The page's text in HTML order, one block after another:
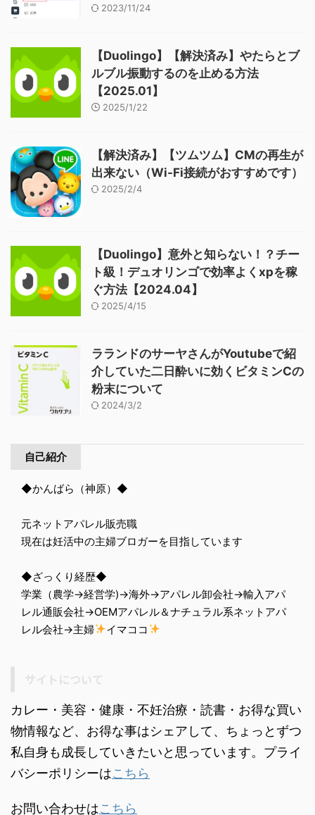
2023/11/24
【Duolingo】【解決済み】やたらとブ
ルブル振動するのを止める方法
【2025.01】
2025/1/22
【解決済み】【ツムツム】CMの再生が
出来ない（Wi-Fi接続がおすすめです）
2025/2/4
【Duolingo】意外と知らない！？チー
ト級！デュオリンゴで効率よくxpを稼
ぐ方法【2024.04】
2025/4/15
ラランドのサーヤさんがYoutubeで紹
介していた二日酔いに効くビタミンCの
粉末について
2024/3/2
自己紹介
◆かんばら（神原）◆
元ネットアパレル販売職
現在は妊活中の主婦ブロガーを目指しています
◆ざっくり経歴◆
学業（農学→経営学)→海外→アパレル卸会社→輸入アパ
レル通販会社→OEMアパレル＆ナチュラル系ネットアパ
レル会社→主婦
イマココ
カレー・美容・健康・不妊治療・読書・お得な買い
物情報など、お得な事はシェアして、ちょっとずつ
私自身も成長していきたいと思っています。プライ
バシーポリシーはこちら
お問い合わせはこちら